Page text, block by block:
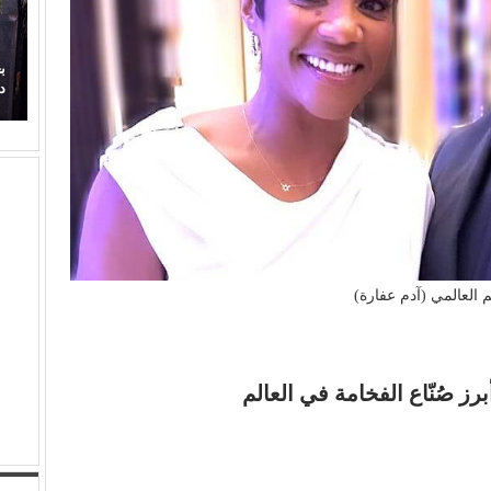
العالمي (آدم عفارة)
صُنّاع الفخامة في العالم
بـ (مش رايح
بعد وجع (روج أسود).. (مي سليم) تضحك من جديد في
دمشق